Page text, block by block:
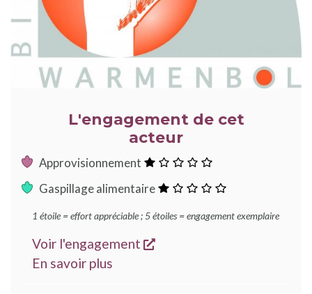
L'engagement de cet
acteur
Approvisionnement
étoile
Gaspillage alimentaire
étoile
1 étoile = effort appréciable ; 5 étoiles = engagement exemplaire
Voir l'engagement
s'ouvre dans une
En savoir plus